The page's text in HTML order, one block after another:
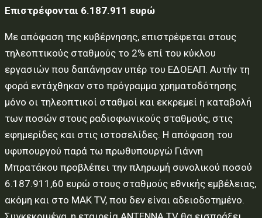
Επιστρέφονται 6.187.911 ευρώ
Με απόφαση της κυβέρνησης, επιστρέφεται στους
τηλεοπτικούς σταθμούς το 2% επί του κύκλου
εργασιών που δαπάνησαν υπέρ του ΕΔΟΕΑΠ. Αυτήν τη
φορά εντάχθηκαν στο πρόγραμμα χρηματοδότησης
μόνο οι τηλεοπτικοί σταθμοί και εκκρεμεί η καταβολή
των ποσών στους ραδιοφωνικούς σταθμούς, στις
εφημερίδες και στις ιστοσελίδες. Η απόφαση του
υφυπουργού παρά τω πρωθυπουργώ Γιάννη
Μπρατάκου προβλέπει την πληρωμή συνολικού ποσού
6.187.911,60 ευρώ στους σταθμούς εθνικής εμβέλειας,
ακόμη και στο ΜΑΚ TV, που δεν είναι αδειοδοτημένο.